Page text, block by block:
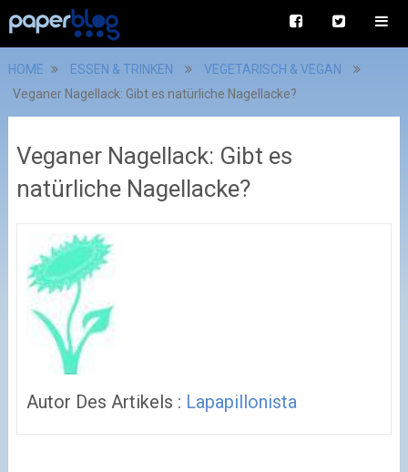
HOME ESSEN & TRINKEN
VEGETARISCH & VEGAN
Veganer Nagellack: Gibt es natürliche Nagellacke?
Veganer Nagellack: Gibt es
natürliche Nagellacke?
Autor Des Artikels : Lapapillonista